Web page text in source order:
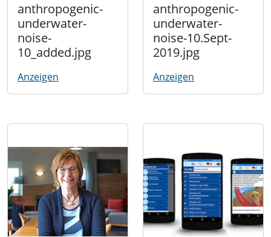
anthropogenic-
underwater-
noise-
10_added.jpg
Anzeigen
anthropogenic-
underwater-
noise-10.Sept-
2019.jpg
Anzeigen